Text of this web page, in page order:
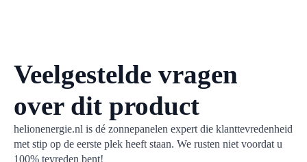
Veelgestelde vragen
over dit product
helionenergie.nl is dé zonnepanelen expert die klanttevredenheid
met stip op de eerste plek heeft staan. We rusten niet voordat u
100% tevreden bent!